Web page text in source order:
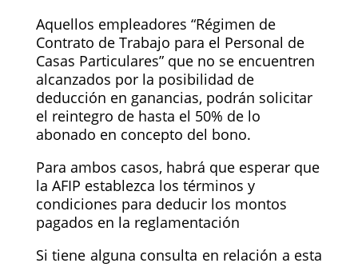
Aquellos empleadores “Régimen de
Contrato de Trabajo para el Personal de
Casas Particulares” que no se encuentren
alcanzados por la posibilidad de
deducción en ganancias, podrán solicitar
el reintegro de hasta el 50% de lo
abonado en concepto del bono.
Para ambos casos, habrá que esperar que
la AFIP establezca los términos y
condiciones para deducir los montos
pagados en la reglamentación
Si tiene alguna consulta en relación a esta